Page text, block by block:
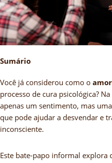
Sumário
Você já considerou como o amor
processo de cura psicológica? Na
apenas um sentimento, mas
que pode ajudar a desvendar e
inconsciente.
Este bate-papo informal explora